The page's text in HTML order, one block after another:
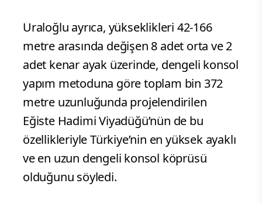
Uraloğlu ayrıca, yükseklikleri 42-166
metre arasında değişen 8 adet orta ve 2
adet kenar ayak üzerinde, dengeli konsol
yapım metoduna göre toplam bin 372
metre uzunluğunda projelendirilen
Eğiste Hadimi Viyadüğü’nün de bu
özellikleriyle Türkiye’nin en yüksek ayaklı
ve en uzun dengeli konsol köprüsü
olduğunu söyledi.